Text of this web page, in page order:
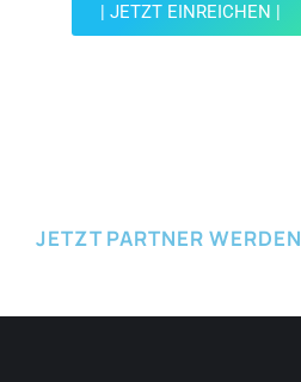
| JETZT EINREICHEN |
JETZT PARTNER WERDEN